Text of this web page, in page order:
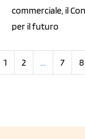
commerciale, il
per il futuro
1 2 ... 7 8